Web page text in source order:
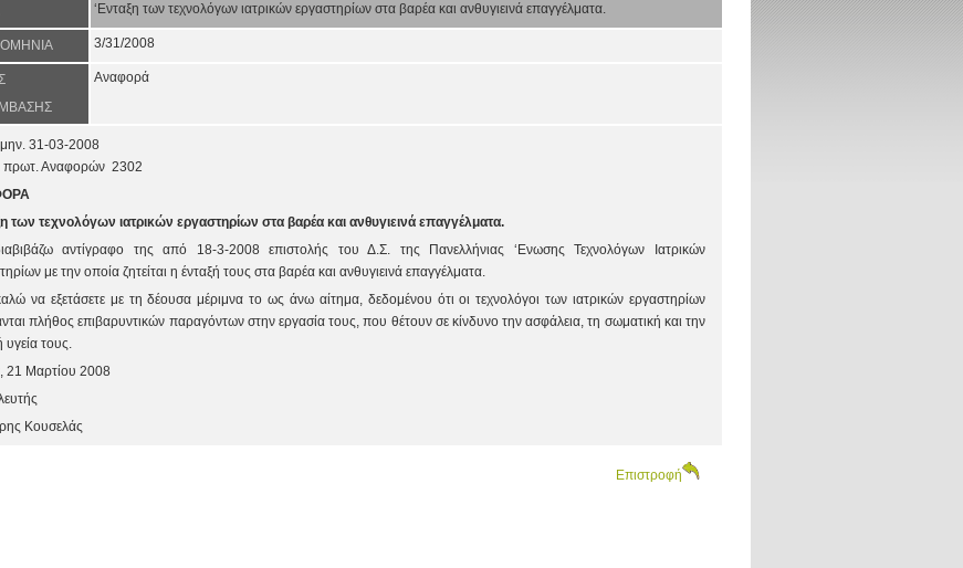
‘Ενταξη των τεχνολόγων ιατρικών εργαστηρίων στα βαρέα και ανθυγιεινά επαγγέλματα.
3/31/2008
Αναφορά
31-03-2008
πρωτ. Αναφορών 2302
των τεχνολόγων ιατρικών εργαστηρίων στα βαρέα και ανθυγιεινά επαγγέλματα.
αντίγραφο της από 18-3-2008 επιστολής του Δ.Σ. της Πανελλήνιας ‘Ενωσης Τεχνολόγων Ιατρικών
με την οποία ζητείται η ένταξή τους στα βαρέα και ανθυγιεινά επαγγέλματα.
να εξετάσετε με τη δέουσα μέριμνα το ως άνω αίτημα, δεδομένου ότι οι τεχνολόγοι των ιατρικών εργαστηρίων
πλήθος επιβαρυντικών παραγόντων στην εργασία τους, που θέτουν σε κίνδυνο την ασφάλεια, τη σωματική και την
υγεία τους.
21 Μαρτίου 2008
Κουσελάς
Επιστροφή